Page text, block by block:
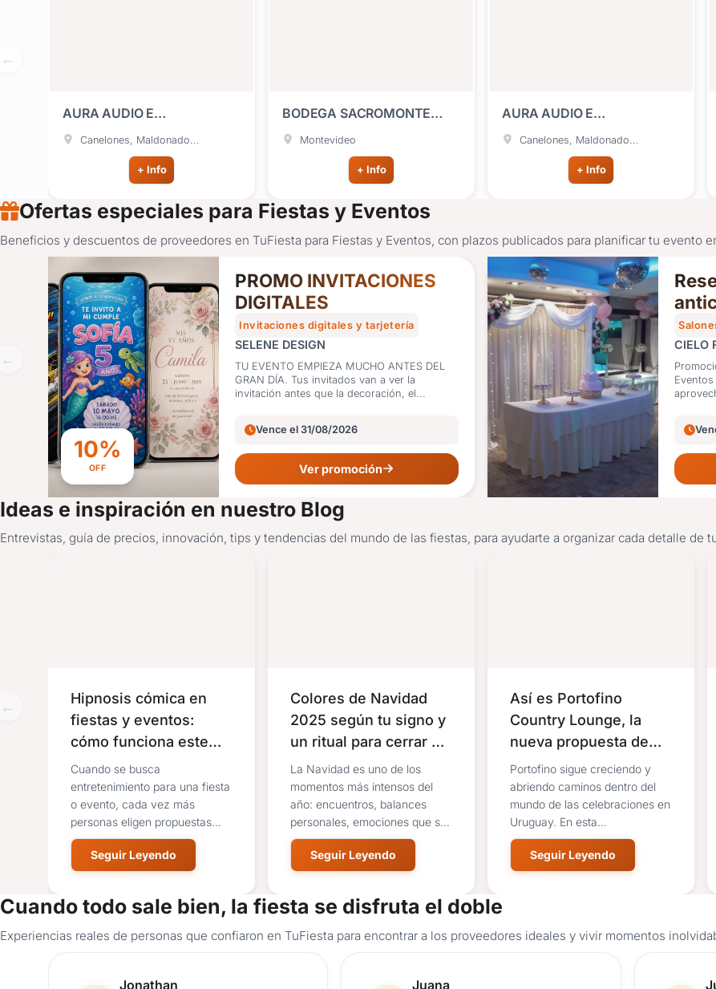
AURA AUDIO E
ILUMINACIÓN
Canelones, Maldonado...
+ Info
BODEGA SACROMONTE
JACKSONVILLE
Montevideo
+ Info
AURA AUDIO E
ILUMINACIÓN
Canelones, Maldonado...
+ Info
Ofertas especiales para Fiestas y Eventos
Beneficios y descuentos de proveedores en TuFiesta para Fiestas y Eventos, con plazos publicados para planificar tu evento
10%
OFF
PROMO INVITACIONES
DIGITALES
Invitaciones digitales y tarjetería
SELENE DESIGN
TU EVENTO EMPIEZA MUCHO ANTES DEL
GRAN DÍA. Tus invitados van a ver la
invitación antes que la decoración, el...
Vence el 31/08/2026
Ver promoción
CIELO
Eventos Planificá tu fiesta con anticipación y
Ideas e inspiración en nuestro Blog
Entrevistas, guía de precios, innovación, tips y tendencias del mundo de las fiestas, para ayudarte a organizar cada detalle de
Hipnosis cómica en
fiestas y eventos:
cómo funciona este
show
Cuando se busca
entretenimiento para una fiesta
o evento, cada vez más
personas eligen propuestas
participativas que...
Seguir Leyendo
Colores de Navidad
2025 según tu signo y
un ritual para cerrar el
año
La Navidad es uno de los
momentos más intensos del
año: encuentros, balances
personales, emociones que se
mueven y el...
Seguir Leyendo
Así es Portofino
Country Lounge, la
nueva propuesta de
Portofino en Camino
de los Horneros
Portofino sigue creciendo y
abriendo caminos dentro del
mundo de las celebraciones en
Uruguay. En esta
oportunidad,...
Seguir Leyendo
Cuando todo sale bien, la fiesta se disfruta el doble
Experiencias reales de personas que confiaron en TuFiesta para encontrar a los proveedores ideales y vivir momentos
Reseña de usuario.
Jonathan Reseña de usuario.
Juana